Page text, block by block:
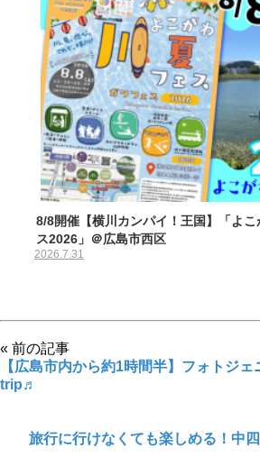
8/8開催【横川カンパイ！王国】「よ
ス2026」＠広島市西区
2026.7.31
« 前の記事
【広島市内から約1時間半】フォトジ
trip♬
旅行に行けなくても楽しめる！中